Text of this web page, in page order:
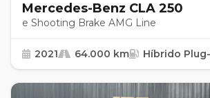
Mercedes-Benz CLA 250
e Shooting Brake AMG Line
2021 64.000 km Híbrido